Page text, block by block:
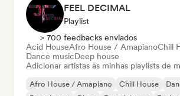
FEEL DECIMAL
Playlist
> 700 feedbacks enviados
Acid HouseAfro House / AmapianoChill
Dance musicDeep house
Adicionar artistas às minhas playlists de
Afro House / Amapiano Chill House